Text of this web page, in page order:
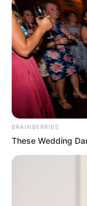
7 Times
Drug Store!"
BRAINBERRIES
These Wedding